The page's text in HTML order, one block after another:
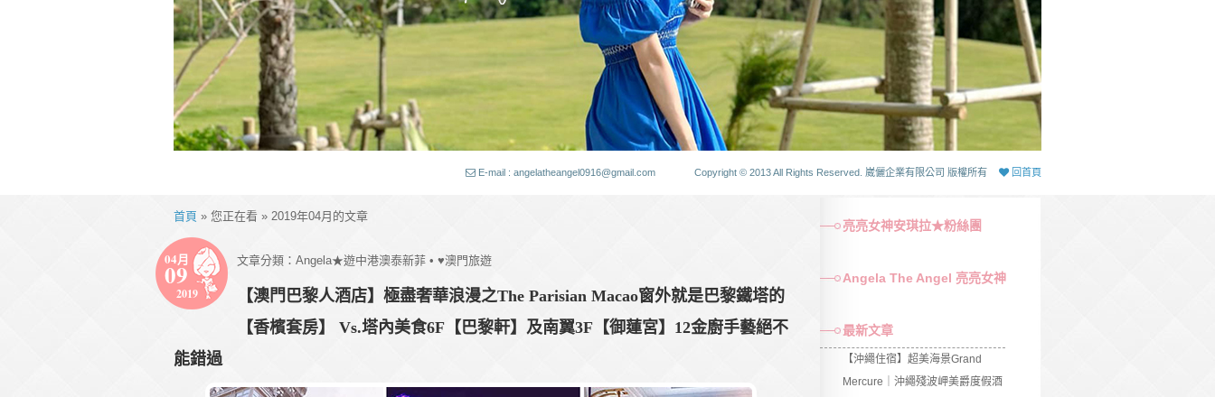
E-mail : angelatheangel0916@gmail.com Copyright © 2013 All Rights Reserved. 崴儷企業有限公司 版權所有 回首頁
首頁 » 您正在看 » 2019年04月的文章
04月
09
2019
文章分類： Angela★遊中港澳泰新菲 • ♥澳門旅遊
【澳門巴黎人酒店】極盡奢華浪漫之The Parisian Macao窗外就是巴黎鐵塔的
【香檳套房】 Vs.塔內美食6F【巴黎軒】及南翼3F【御蓮宮】12金廚手藝絕不
能錯過
亮亮女神安琪拉★粉絲團
Angela The Angel 亮亮女神
最新文章
【沖繩住宿】超美海景Grand
Mercure｜沖繩殘波岬美爵度假酒